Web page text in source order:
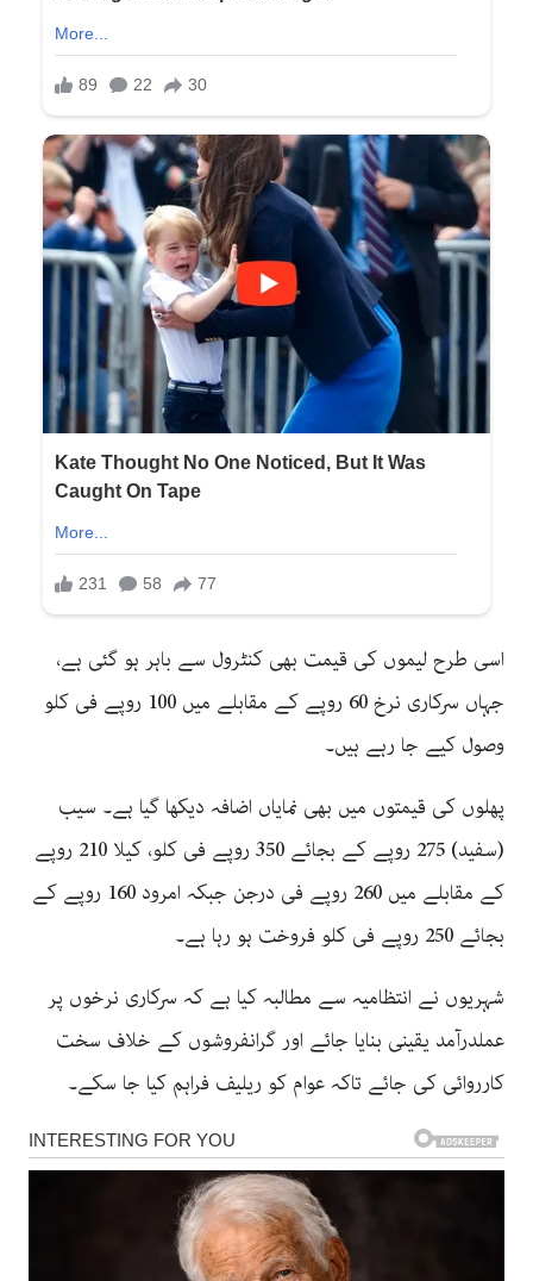
اسی طرح لیموں کی قیمت بھی کنٹرول سے باہر ہو گئی ہے،
جہاں سرکاری نرخ 60 روپے کے مقابلے میں 100 روپے فی کلو
وصول کیے جا رہے ہیں۔
پھلوں کی قیمتوں میں بھی نمایاں اضافہ دیکھا گیا ہے۔ سیب
(سفید) 275 روپے کے بجائے 350 روپے فی کلو، کیلا 210 روپے
کے مقابلے میں 260 روپے فی درجن جبکہ امرود 160 روپے کے
بجائے 250 روپے فی کلو فروخت ہو رہا ہے۔
شہریوں نے انتظامیہ سے مطالبہ کیا ہے کہ سرکاری نرخوں پر
عملدرآمد یقینی بنایا جائے اور گرانفروشوں کے خلاف سخت
کارروائی کی جائے تاکہ عوام کو ریلیف فراہم کیا جا سکے۔